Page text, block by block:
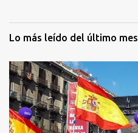
Lo más leído del último mes